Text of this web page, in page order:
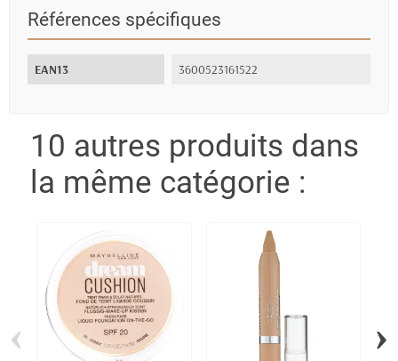
Références spécifiques
EAN13 3600523161522
10 autres produits dans
la même catégorie :
‹ ›